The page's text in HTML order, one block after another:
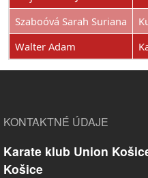
Szaboóvá Sarah Suriana
Walter Adam
KONTAKTNÉ ÚDAJE
Karate klub Union
Košice